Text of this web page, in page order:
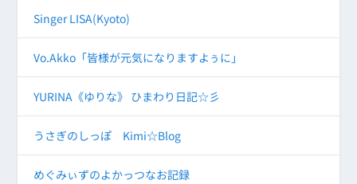
Singer LISA(Kyoto)
Vo.Akko「皆様が元気になりますよぅに」
YURINA《ゆりな》 ひまわり日記☆彡
うさぎのしっぽ Kimi☆Blog
めぐみぃずのよかっつなお記録